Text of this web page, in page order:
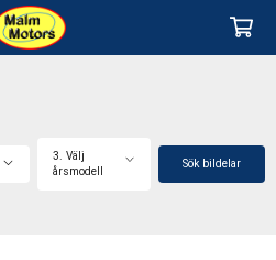
3. Välj
årsmodell
Sök bildelar